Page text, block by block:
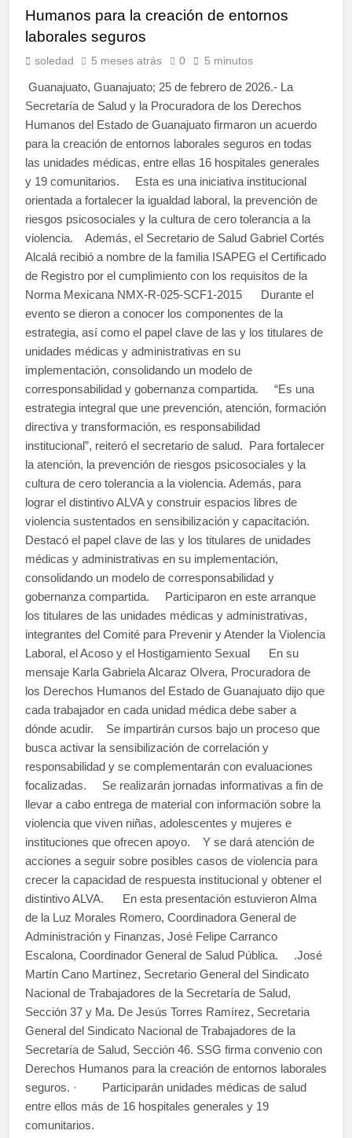
Humanos para la creación de entornos
laborales seguros
soledad 5 meses atrás 0 5 minutos
Guanajuato, Guanajuato; 25 de febrero de 2026.- La
Secretaría de Salud y la Procuradora de los Derechos
Humanos del Estado de Guanajuato firmaron un acuerdo
para la creación de entornos laborales seguros en todas
las unidades médicas, entre ellas 16 hospitales generales
y 19 comunitarios. Esta es una iniciativa institucional
orientada a fortalecer la igualdad laboral, la prevención de
riesgos psicosociales y la cultura de cero tolerancia a la
violencia. Además, el Secretario de Salud Gabriel Cortés
Alcalá recibió a nombre de la familia ISAPEG el Certificado
de Registro por el cumplimiento con los requisitos de la
Norma Mexicana NMX-R-025-SCF1-2015 Durante el
evento se dieron a conocer los componentes de la
estrategia, así como el papel clave de las y los titulares de
unidades médicas y administrativas en su
implementación, consolidando un modelo de
corresponsabilidad y gobernanza compartida. “Es una
estrategia integral que une prevención, atención, formación
directiva y transformación, es responsabilidad
institucional”, reiteró el secretario de salud. Para fortalecer
la atención, la prevención de riesgos psicosociales y la
cultura de cero tolerancia a la violencia. Además, para
lograr el distintivo ALVA y construir espacios libres de
violencia sustentados en sensibilización y capacitación.
Destacó el papel clave de las y los titulares de unidades
médicas y administrativas en su implementación,
consolidando un modelo de corresponsabilidad y
gobernanza compartida. Participaron en este arranque
los titulares de las unidades médicas y administrativas,
integrantes del Comité para Prevenir y Atender la Violencia
Laboral, el Acoso y el Hostigamiento Sexual En su
mensaje Karla Gabriela Alcaraz Olvera, Procuradora de
los Derechos Humanos del Estado de Guanajuato dijo que
cada trabajador en cada unidad médica debe saber a
dónde acudir. Se impartirán cursos bajo un proceso que
busca activar la sensibilización de correlación y
responsabilidad y se complementarán con evaluaciones
focalizadas. Se realizarán jornadas informativas a fin de
llevar a cabo entrega de material con información sobre la
violencia que viven niñas, adolescentes y mujeres e
instituciones que ofrecen apoyo. Y se dará atención de
acciones a seguir sobre posibles casos de violencia para
crecer la capacidad de respuesta institucional y obtener el
distintivo ALVA. En esta presentación estuvieron Alma
de la Luz Morales Romero, Coordinadora General de
Administración y Finanzas, José Felipe Carranco
Escalona, Coordinador General de Salud Pública. .José
Martín Cano Martínez, Secretario General del Sindicato
Nacional de Trabajadores de la Secretaría de Salud,
Sección 37 y Ma. De Jesús Torres Ramírez, Secretaria
General del Sindicato Nacional de Trabajadores de la
Secretaría de Salud, Sección 46. SSG firma convenio con
Derechos Humanos para la creación de entornos laborales
seguros. · Participarán unidades médicas de salud
entre ellos más de 16 hospitales generales y 19
comunitarios.